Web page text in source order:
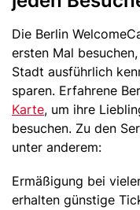
Die Berlin
ersten Mal
Stadt ausführlich
sparen. Erfahrene
Karte, um ihre
besuchen. Zu den
unter anderem:
Ermäßigung bei
erhalten günstige